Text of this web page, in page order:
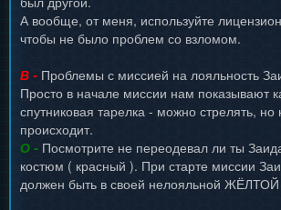
А вообще, от меня, используйте
чтобы не было проблем со взломом.
В - Проблемы с миссией на лояльность
Просто в начале миссии нам показывают
спутниковая тарелка - можно стрелять, но
происходит.
О - Посмотрите не переодевал ли ты
костюм ( красный ). При старте миссии
должен быть в своей нелояльной